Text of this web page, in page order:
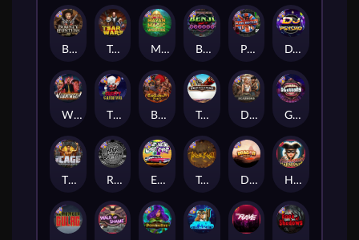
Tsar Wars
Rock Bottom
The Cage
Bounty Hunters xNudge® Benji Killed in Vegas
Barbarian Fury
Dragon Tribe
Gluttony
Mayan Magic Wildfire
Deadwood xNudge
DJ Psycho
Tombstone
Punk Rocker
East Coast Vs West Coast
The Creepy Carnival
Whacked
Harlequin Carnival
True kult